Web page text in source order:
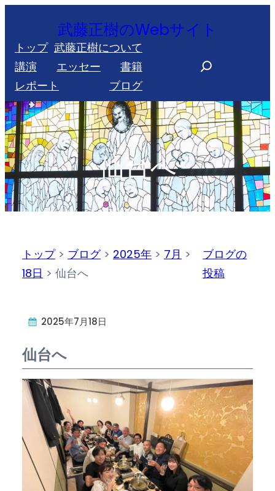
を
ス
キ
ッ
プ
武藤正樹のWebサイト
トップ 武藤正樹について
講演
エッセー
書籍
レポート
ブログ
r
c
h
仙台へ
トップ> ブログ> 2025年 > 7月 >
18日 > 仙台へ
ブログの
投稿
2025年7月18日
仙台へ